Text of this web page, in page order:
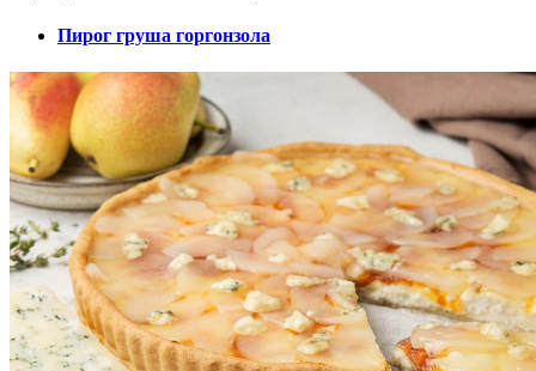
Пирог груша горгонзола